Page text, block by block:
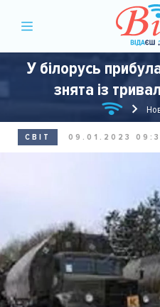
У білорусь
знята із
СВІТ 09.01.2023